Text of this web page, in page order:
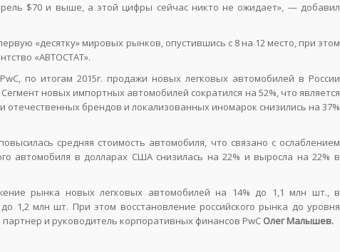
$70 и выше, а этой цифры сейчас никто не ожидает», — добавил
«десятку» мировых рынков, опустившись с 8 на 12 место, при этом
«АВТОСТАТ».
по итогам 2015г. продажи новых легковых автомобилей в России
новых импортных автомобилей сократился на 52%, что является
брендов и локализованных иномарок снизились на 37%
средняя стоимость автомобиля, что связано с ослаблением
автомобиля в долларах США снизилась на 22% и выросла на 22% в
рынка новых легковых автомобилей на 14% до 1,1 млн шт., в
1,2 млн шт. При этом восстановление российского рынка до уровня
и руководитель корпоративных финансов PwC Олег Малышев.